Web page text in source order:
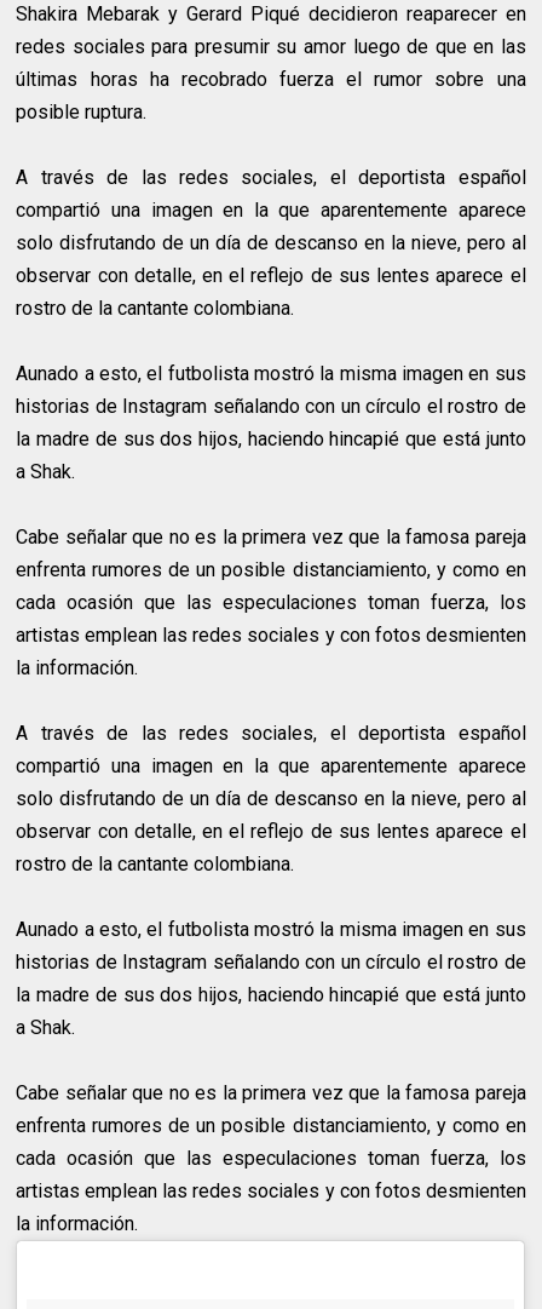
Shakira Mebarak y Gerard Piqué decidieron reaparecer en
redes sociales para presumir su amor luego de que en las
últimas horas ha recobrado fuerza el rumor sobre una
posible ruptura.
A través de las redes sociales, el deportista español
compartió una imagen en la que aparentemente aparece
solo disfrutando de un día de descanso en la nieve, pero al
observar con detalle, en el reflejo de sus lentes aparece el
rostro de la cantante colombiana.
Aunado a esto, el futbolista mostró la misma imagen en sus
historias de Instagram señalando con un círculo el rostro de
la madre de sus dos hijos, haciendo hincapié que está junto
a Shak.
Cabe señalar que no es la primera vez que la famosa pareja
enfrenta rumores de un posible distanciamiento, y como en
cada ocasión que las especulaciones toman fuerza, los
artistas emplean las redes sociales y con fotos desmienten
la información.
A través de las redes sociales, el deportista español
compartió una imagen en la que aparentemente aparece
solo disfrutando de un día de descanso en la nieve, pero al
observar con detalle, en el reflejo de sus lentes aparece el
rostro de la cantante colombiana.
Aunado a esto, el futbolista mostró la misma imagen en sus
historias de Instagram señalando con un círculo el rostro de
la madre de sus dos hijos, haciendo hincapié que está junto
a Shak.
Cabe señalar que no es la primera vez que la famosa pareja
enfrenta rumores de un posible distanciamiento, y como en
cada ocasión que las especulaciones toman fuerza, los
artistas emplean las redes sociales y con fotos desmienten
la información.